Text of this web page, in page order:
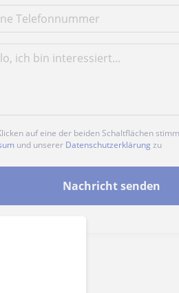
auf eine der beiden Schaltflächen
und unserer Datenschutzerklärung zu
Nachricht senden